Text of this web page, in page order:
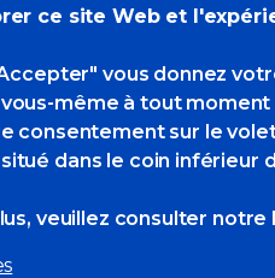
ce site Web et
vous donnez
même à tout
consentement sur le
dans le coin inférieur
veuillez consulter notre
à St-